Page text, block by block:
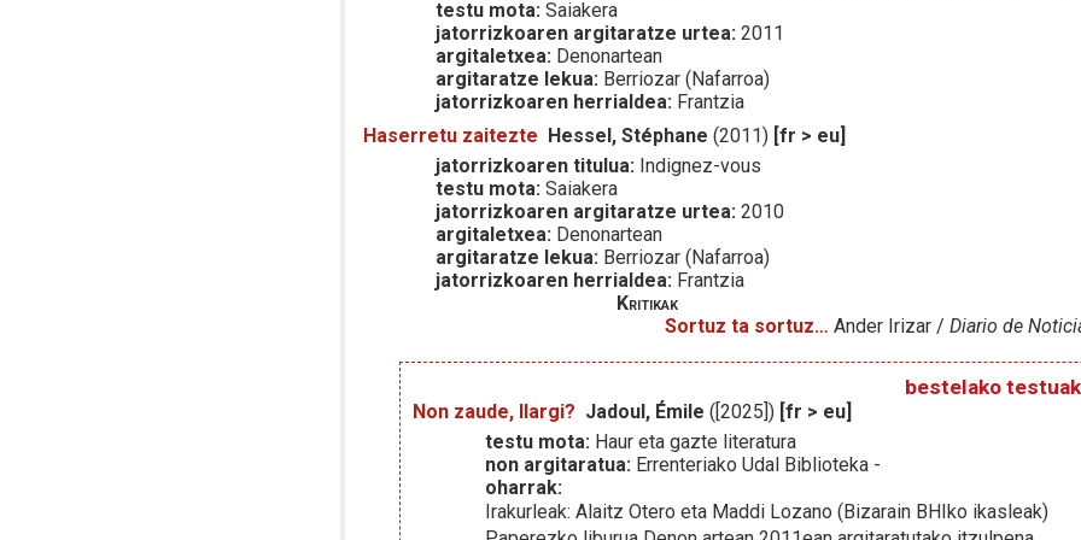
testu mota: Saiakera
jatorrizkoaren argitaratze urtea: 2011
argitaletxea: Denonartean
argitaratze lekua: Berriozar (Nafarroa)
jatorrizkoaren herrialdea: Frantzia
Haserretu zaitezte
Hessel, Stéphane (2011) [fr > eu]
jatorrizkoaren titulua: Indignez-vous
testu mota: Saiakera
jatorrizkoaren argitaratze urtea: 2010
argitaletxea: Denonartean
argitaratze lekua: Berriozar (Nafarroa)
jatorrizkoaren herrialdea: Frantzia
Kritikak
Sortuz ta sortuz… Ander Irizar /Diario de
bestelako testuak
Non zaude, Ilargi? Jadoul, Émile ([2025]) [fr > eu]
testu mota: Haur eta gazte literatura
non argitaratua: Errenteriako Udal Biblioteka -
oharrak:
Irakurleak: Alaitz Otero eta Maddi Lozano (Bizarain BHIko ikasleak)